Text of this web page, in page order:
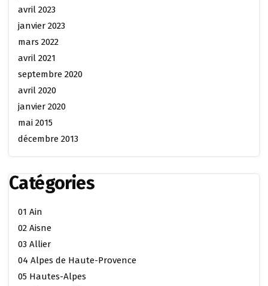
avril 2023
janvier 2023
mars 2022
avril 2021
septembre 2020
avril 2020
janvier 2020
mai 2015
décembre 2013
Catégories
01 Ain
02 Aisne
03 Allier
04 Alpes de Haute-Provence
05 Hautes-Alpes